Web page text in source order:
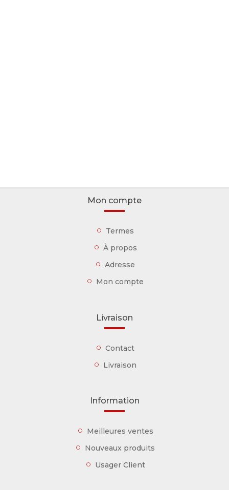
Mon compte
Termes
À propos
Adresse
Mon compte
Livraison
Contact
Livraison
Information
Meilleures ventes
Nouveaux produits
Usager Client